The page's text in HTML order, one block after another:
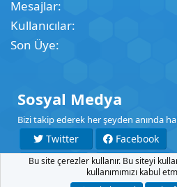
Mesajlar
Kullanıcılar
Son Üye
Sosyal Medya
Bizi takip ederek her şeyden anında
Twitter
Facebook
YouTube
Instagram
Bu site çerezler kullanır. Bu siteyi
kullanımımızı kabul